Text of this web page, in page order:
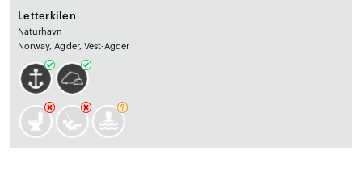
Letterkilen
Naturhavn
Norway, Agder, Vest-Agder